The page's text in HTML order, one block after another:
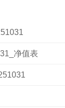
净值表